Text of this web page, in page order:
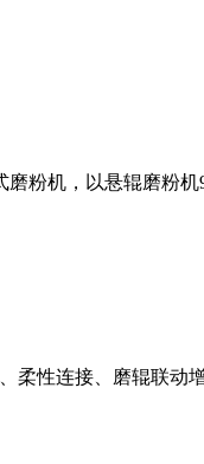
粉机，以悬辊磨粉
柔性连接、磨辊联动